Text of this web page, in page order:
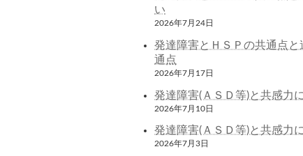
い
2026年7月24日
発達障害とＨＳＰの共通点
通点
2026年7月17日
発達障害(ＡＳＤ等)と共感力
2026年7月10日
発達障害(ＡＳＤ等)と共感力
2026年7月3日